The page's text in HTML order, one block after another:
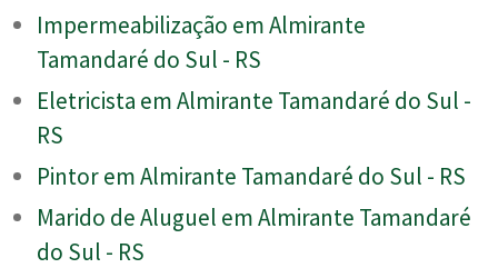
Impermeabilização em Almirante
Tamandaré do Sul - RS
Eletricista em Almirante Tamandaré do Sul -
RS
Pintor em Almirante Tamandaré do Sul - RS
Marido de Aluguel em Almirante Tamandaré
do Sul - RS